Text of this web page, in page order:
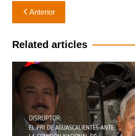
Navegación
de
entradas
Anterior
Related articles